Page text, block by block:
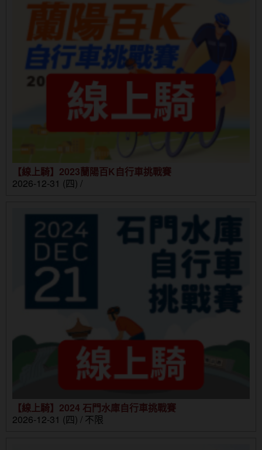
【線上騎】2023蘭陽百K自行車挑戰賽
2026-12-31 (四) /
【線上騎】2024 石門水庫自行車挑戰賽
2026-12-31 (四) / 不限